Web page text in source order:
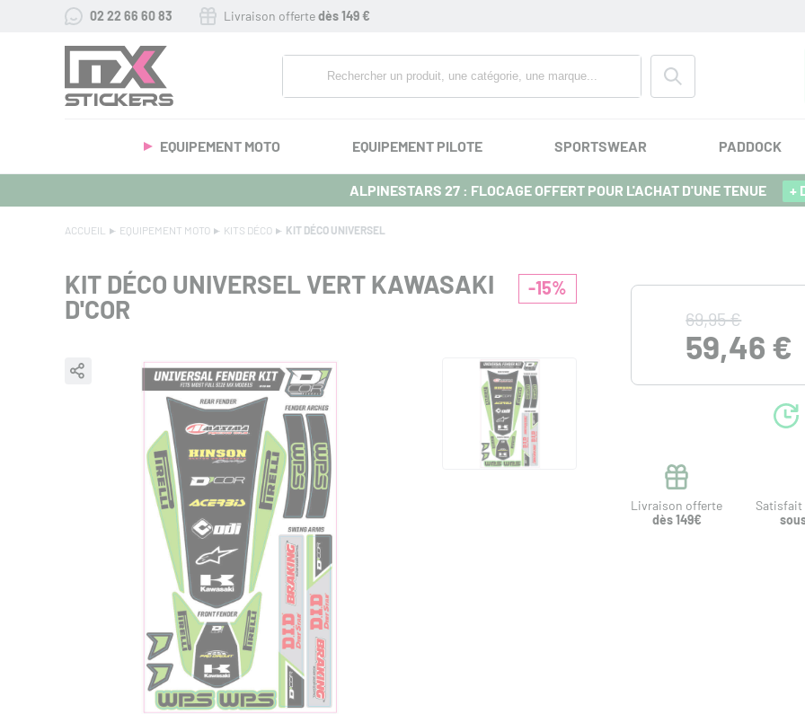
02 22 66 60 83 Livraison offertedès 149 €
EQUIPEMENT MOTO EQUIPEMENT PILOTE SPORTSWEAR PADDOCK
ALPINESTARS 27 : FLOCAGE OFFERT POUR L'ACHAT D'UNE TENUE +
ACCUEIL EQUIPEMENT MOTO KITS DÉCO KIT DÉCO UNIVERSEL
-15%
KIT DÉCO UNIVERSEL VERT KAWASAKI
D'COR
69,95 €
59,46 €
Livraison offerte
dès 149€
Satisfait